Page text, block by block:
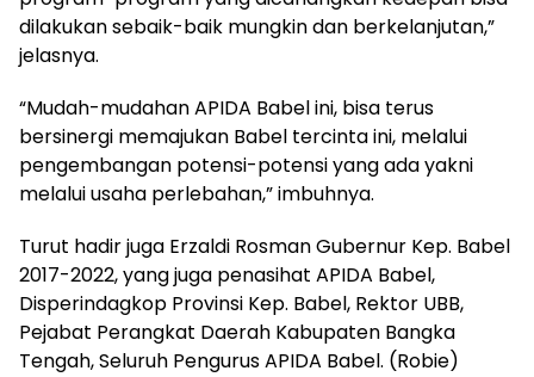
dilakukan sebaik-baik mungkin dan berkelanjutan,”
jelasnya.
“Mudah-mudahan APIDA Babel ini, bisa terus
bersinergi memajukan Babel tercinta ini, melalui
pengembangan potensi-potensi yang ada yakni
melalui usaha perlebahan,” imbuhnya.
Turut hadir juga Erzaldi Rosman Gubernur Kep. Babel
2017-2022, yang juga penasihat APIDA Babel,
Disperindagkop Provinsi Kep. Babel, Rektor UBB,
Pejabat Perangkat Daerah Kabupaten Bangka
Tengah, Seluruh Pengurus APIDA Babel. (Robie)